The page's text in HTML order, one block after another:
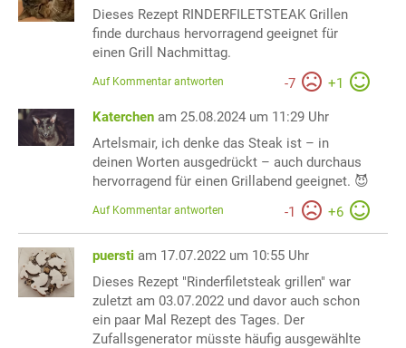
Dieses Rezept RINDERFILETSTEAK Grillen
finde durchaus hervorragend geeignet für
einen Grill Nachmittag.
-7 +1
Auf Kommentar antworten
Katerchen am 25.08.2024 um 11:29 Uhr
Artelsmair, ich denke das Steak ist – in
deinen Worten ausgedrückt – auch durchaus
hervorragend für einen Grillabend geeignet. 😈
-1 +6
Auf Kommentar antworten
puersti am 17.07.2022 um 10:55 Uhr
Dieses Rezept "Rinderfiletsteak grillen" war
zuletzt am 03.07.2022 und davor auch schon
ein paar Mal Rezept des Tages. Der
Zufallsgenerator müsste häufig ausgewählte